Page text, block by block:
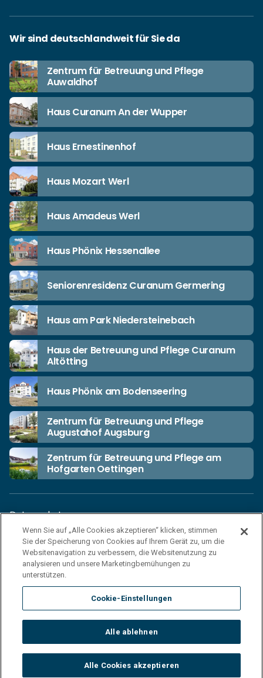
Wir sind deutschlandweit für Sie da
Zentrum für Betreuung und Pflege
Auwaldhof
Haus Curanum An der Wupper
Haus Ernestinenhof
Haus Mozart Werl
Haus Amadeus Werl
Haus Phönix Hessenallee
Seniorenresidenz Curanum Germering
Haus am Park Niedersteinebach
Haus der Betreuung und Pflege Curanum
Altötting
Haus Phönix am Bodenseering
Zentrum für Betreuung und Pflege
Augustahof Augsburg
Zentrum für Betreuung und Pflege am
Hofgarten Oettingen
© 2026 Korian Deutschland GmbH
Datenschutz
Unsere Netiquette
Einkaufsbedingungen
Haftungsausschluss
Impressum
Cookies
Wenn Sie auf „Alle Cookies akzeptieren“ klicken, stimmen
Sie der Speicherung von Cookies auf Ihrem Gerät zu, um die
Websitenavigation zu verbessern, die Websitenutzung zu
analysieren und unsere Marketingbemühungen zu
unterstützen.
Cookie-Einstellungen
Alle ablehnen
Alle Cookies akzeptieren